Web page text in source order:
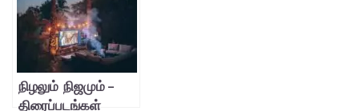
நிழலும் நிஜமும் –
திரைப்படங்கள்